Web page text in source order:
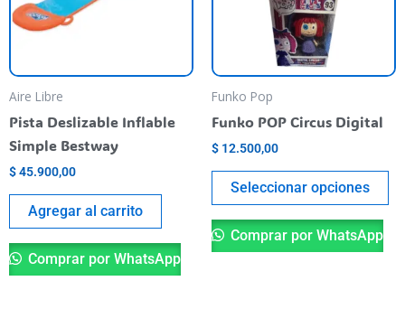
Aire Libre
Pista Deslizable Inflable
Simple Bestway
$45.900,00
Agregar al carrito
Comprar por WhatsApp
Funko Pop
Funko POP Circus Digital
$ 12.500,00
Seleccionar opciones
Comprar por WhatsApp